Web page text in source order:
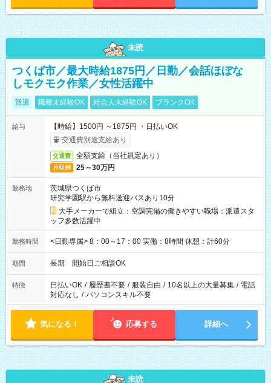
未読
つくば市／最大時給1875円／日勤／会話ほぼな
しモクモク作業／女性活躍中
派遣 職種未経験OK 社会人未経験OK ブランクOK
給与
【時給】1500円 ～1875円 ・日払いOK
交通費別途支給あり
交通費 全額支給（当社規定あり）
月収例 25～30万円
勤務地
茨城県つくば市
研究学園駅から無料送迎バスあり10分
大手メーカーで組立：空調完備の働きやすい職場：派遣スタ
ッフ多数活躍中
勤務時間 <日勤専属> 8：00～17：00 実働：8時間 休憩：計60分
期間 長期 開始日ご相談OK
特徴 日払いOK / 履歴書不要 / 服装自由 / 10名以上の大量募集 / 電話
対応なし / パソコンスキル不要
気になる！ 応募する 詳細へ
未読